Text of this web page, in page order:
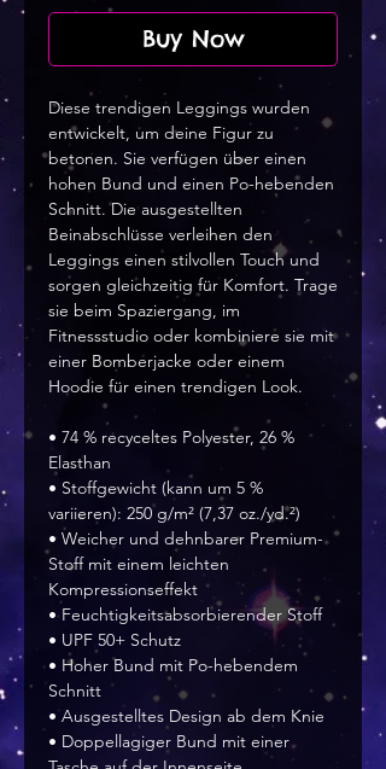
Buy Now
Diese trendigen Leggings wurden
entwickelt, um deine Figur zu
betonen. Sie verfügen über einen
hohen Bund und einen Po-hebenden
Schnitt. Die ausgestellten
Beinabschlüsse verleihen den
Leggings einen stilvollen Touch und
sorgen gleichzeitig für Komfort. Trage
sie beim Spaziergang, im
Fitnessstudio oder kombiniere sie mit
einer Bomberjacke oder einem
Hoodie für einen trendigen Look.
• 74 % recyceltes Polyester, 26 %
Elasthan
• Stoffgewicht (kann um 5 %
variieren): 250 g/m² (7,37 oz./yd.²)
• Weicher und dehnbarer Premium-
Stoff mit einem leichten
Kompressionseffekt
• Feuchtigkeitsabsorbierender Stoff
• UPF 50+ Schutz
• Hoher Bund mit Po-hebendem
Schnitt
• Ausgestelltes Design ab dem Knie
• Doppellagiger Bund mit einer